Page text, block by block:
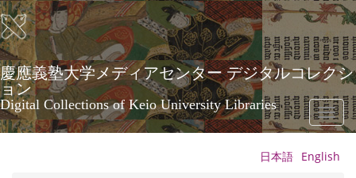
Skip
to
main
content
慶應義塾大学メディアセンター デジタルコレクシ
ョン
Digital Collections of Keio University Libraries
Toggle
日本語 English